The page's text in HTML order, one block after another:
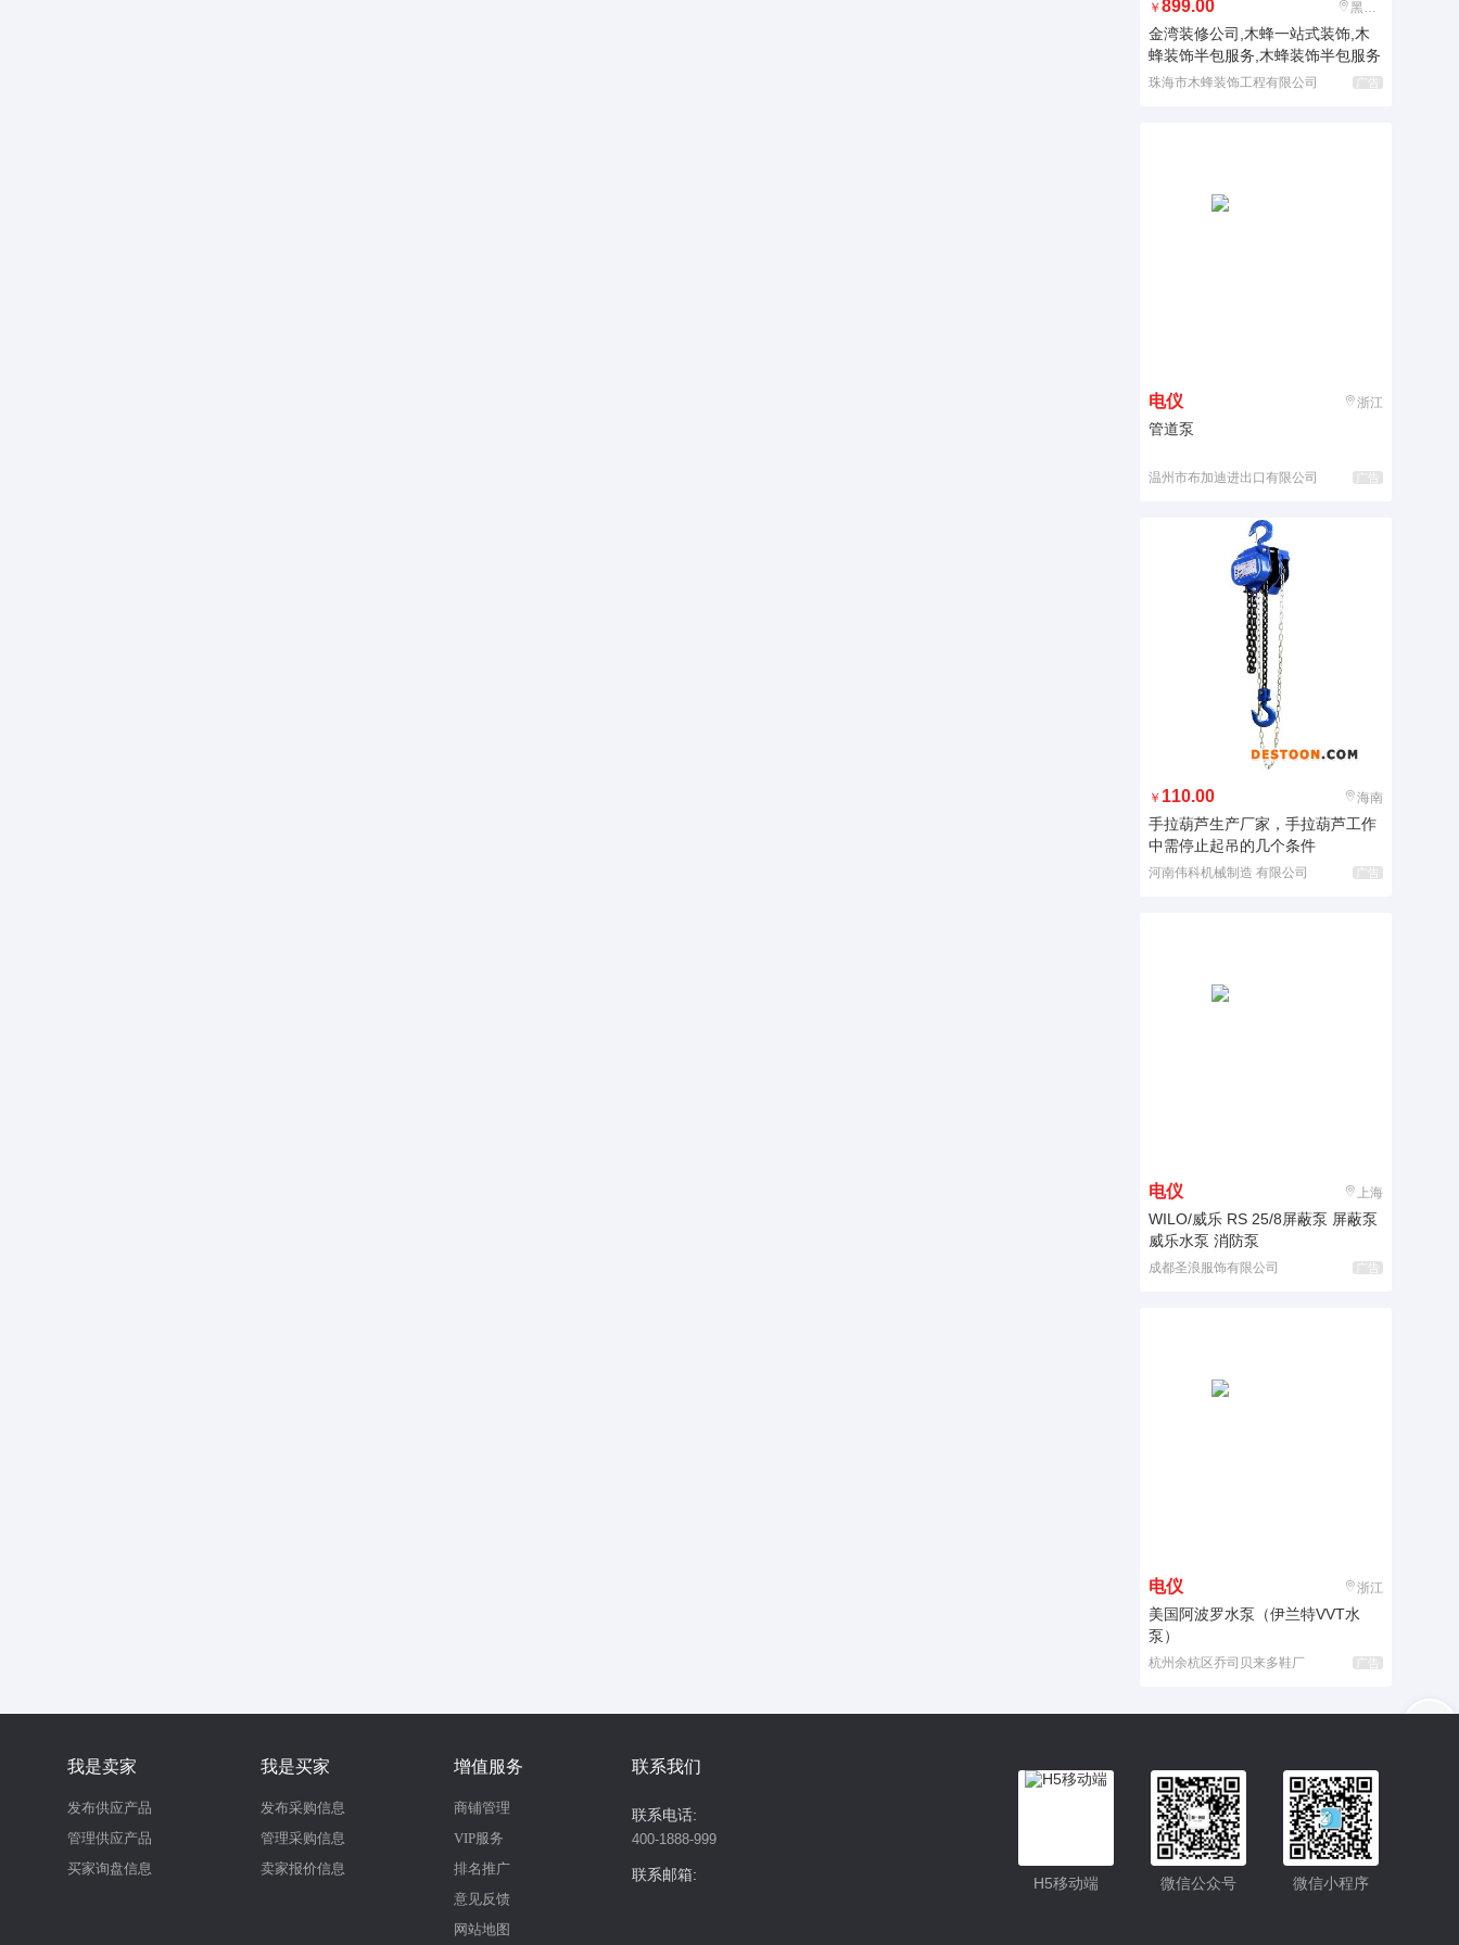
￥ 899.00 黑龙江
金湾装修公司,木蜂一站式装饰,木
蜂装饰半包服务,木蜂装饰半包服务
珠海市木蜂装饰工程有限公司 广告
电仪 浙江
管道泵
温州市布加迪进出口有限公司 广告
￥ 110.00 海南
手拉葫芦生产厂家，手拉葫芦工作
中需停止起吊的几个条件
河南伟科机械制造 有限公司 广告
电仪 上海
WILO/威乐 RS 25/8屏蔽泵 屏蔽泵
威乐水泵 消防泵
成都圣浪服饰有限公司 广告
电仪 浙江
美国阿波罗水泵（伊兰特VVT水
泵）
杭州余杭区乔司贝来多鞋厂 广告
我是卖家
发布供应产品
管理供应产品
买家询盘信息
我是买家
发布采购信息
管理采购信息
卖家报价信息
增值服务
商铺管理
VIP服务
排名推广
意见反馈
网站地图
联系我们
联系电话:
400-1888-999
联系邮箱: 微信小程序
微信公众号
H5移动端
小程序更便捷的查找产品